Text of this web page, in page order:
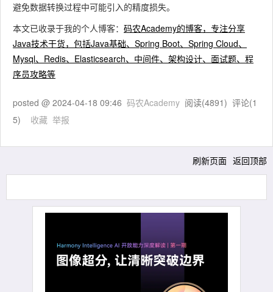
避免数据转换过程中可能引入的精度损失。
本文已收录于我的个人博客： 码农Academy的博客，专注分享
Java技术干货，包括Java基础、Spring Boot、Spring Cloud、
Mysql、Redis、Elasticsearch、中间件、架构设计、面试题、程
序员攻略等
posted @ 2024-04-18 09:46 码农Academy 阅读(4891) 评论(1
5) 收藏 举报
刷新页面 返回顶部